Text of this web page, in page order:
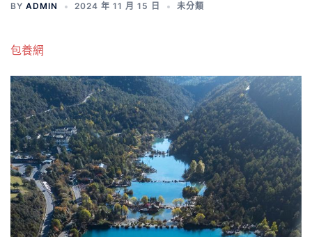
BY ADMIN 2024 年 11 月 15 日 未分類
包養網